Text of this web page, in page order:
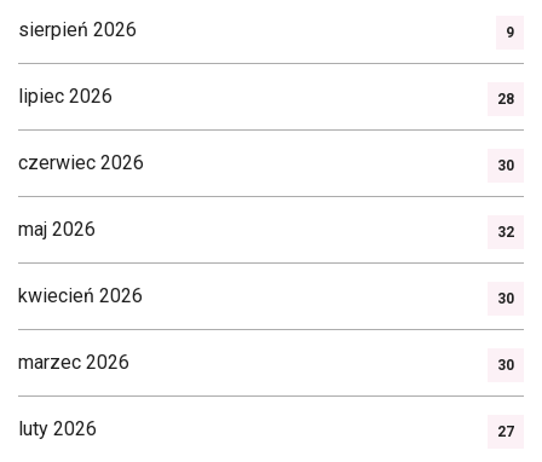
sierpień 2026 9
lipiec 2026 28
czerwiec 2026 30
maj 2026 32
kwiecień 2026 30
marzec 2026 30
luty 2026 27